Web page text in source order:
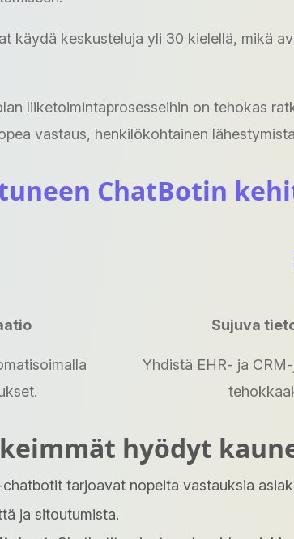
käydä keskusteluja yli 30 kielellä, mikä
liiketoimintaprosesseihin on tehokas
vastaus, henkilökohtainen
ChatBotin
Sujuva
Yhdistä EHR- ja
hyödyt
tarjoavat nopeita vastauksia
ja sitoutumista.